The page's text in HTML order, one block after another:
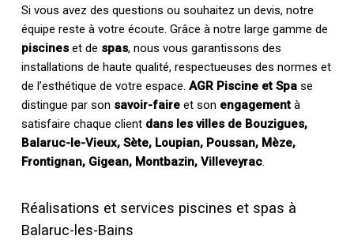
Si vous avez des questions ou souhaitez un devis, notre
équipe reste à votre écoute. Grâce à notre large gamme de
piscineset de spas, nous vous garantissons des
installations de haute qualité, respectueuses des normes et
de l’esthétique de votre espace. AGR Piscine et Spase
distingue par son savoir-faireet son engagementà
satisfaire chaque client dans les villes de Bouzigues,
Balaruc-le-Vieux, Sète, Loupian, Poussan, Mèze,
Frontignan, Gigean, Montbazin, Villeveyrac.
Réalisations et services piscines et spas à
Balaruc-les-Bains